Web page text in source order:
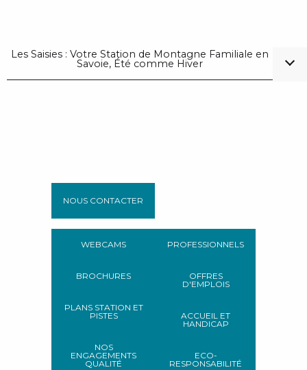
Les Saisies : Votre Station de Montagne Familiale en
Savoie, Été comme Hiver
NOUS CONTACTER
WEBCAMS
BROCHURES
PLANS STATION ET
PISTES
NOS
ENGAGEMENTS
QUALITÉ
PROFESSIONNELS
OFFRES
D'EMPLOIS
ACCUEIL ET
HANDICAP
ECO-
RESPONSABILITÉ